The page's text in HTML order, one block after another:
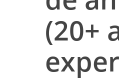
(20+